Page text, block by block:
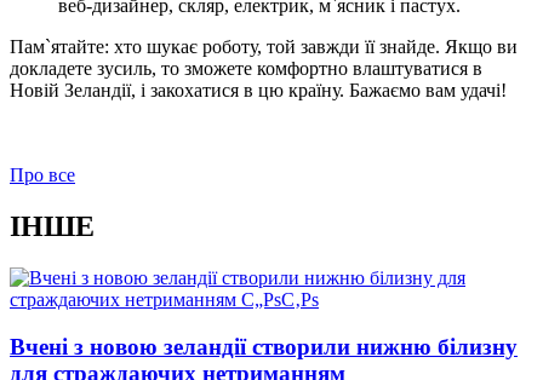
веб-дизайнер, скляр, електрик, м`ясник і пастух.
Пам`ятайте: хто шукає роботу, той завжди її знайде. Якщо ви
докладете зусиль, то зможете комфортно влаштуватися в
Новій Зеландії, і закохатися в цю країну. Бажаємо вам удачі!
Про все
ІНШЕ
Вчені з новою зеландії створили нижню білизну
для страждаючих нетриманням